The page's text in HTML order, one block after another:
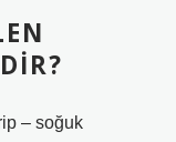
– soğuk